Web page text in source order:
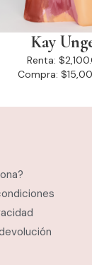
Kay
Renta:
Compra: